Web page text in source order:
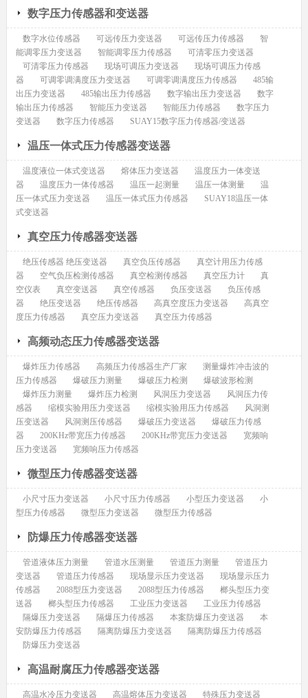
数字压力传感器和变送器
数字水位传感器 可远传压力变送器 可远传压力传感器
智
能调零压力变送器
智能调零压力传感器
可清零压力变送器
可清零压力传感器
现场可调压力变送器
现场可调压力传感
器
可调零调满度压力变送器 可调零调满度压力传感器
485输
出压力变送器
485输出压力传感器 数字输出压力变送器
数字
输出压力传感器
智能压力变送器 智能压力传感器
数字压力
变送器
数字压力传感器 SUAY15数字压力传感器/变送器
温压一体式压力传感器变送器
温度液位一体式变送器 熔体压力变送器
温度压力一体变送
器
温度压力一体传感器 温压一起测量 温压一体测量
温
压一体式压力变送器
温压一体式压力传感器
SUAY18温压一体
式变送器
真空压力传感器变送器
绝压传感器 绝压变送器 真空负压传感器
真空计用压力传感
器
空气负压检测传感器 真空检测传感器 真空压力计
真
空仪表
真空变送器 真空传感器 负压变送器
负压传感
器
绝压变送器 绝压传感器 高真空度压力变送器
高真空
度压力传感器
真空压力变送器 真空压力传感器
高频动态压力传感器变送器
爆炸压力传感器 高频压力传感器生产厂家
测量爆炸冲击波的
压力传感器
爆破压力测量 爆破压力检测
爆破波形检测
爆炸压力测量
爆炸压力检测 风洞压力变送器
风洞压力传
感器
缩模实验用压力变送器 缩模实验用压力传感器
风洞测
压变送器
风洞测压传感器 爆破压力变送器
爆破压力传感
器
200KHz带宽压力传感器 200KHz带宽压力变送器
宽频响
压力变送器
宽频响压力传感器
微型压力传感器变送器
小尺寸压力变送器 小尺寸压力传感器 小型压力变送器
小
型压力传感器
微型压力变送器 微型压力传感器
防爆压力传感器变送器
管道液体压力测量 管道水压测量 管道压力测量
管道压力
变送器
管道压力传感器 现场显示压力变送器
现场显示压力
传感器
2088型压力变送器 2088型压力传感器
榔头型压力变
送器
榔头型压力传感器 工业压力变送器
工业压力传感器
隔爆压力变送器
隔爆压力传感器 本案防爆压力变送器
本
安防爆压力传感器
隔离防爆压力变送器
隔离防爆压力传感器
防爆压力变送器
高温耐腐压力传感器变送器
高温水冷压力变送器 高温熔体压力变送器
特殊压力变送器